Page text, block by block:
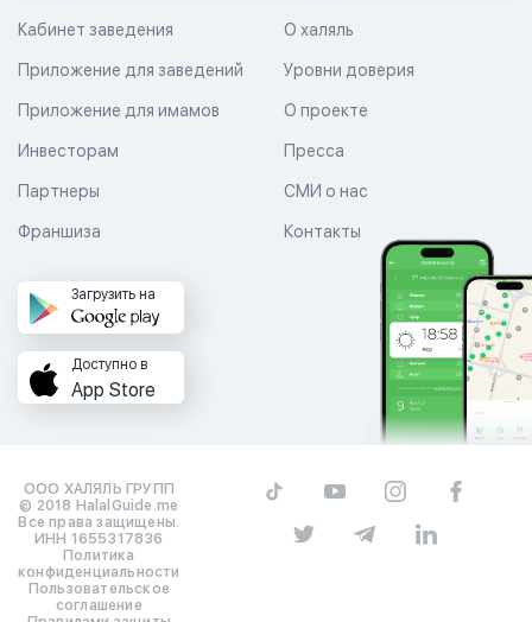
О халяль
Уровни доверия
Кабинет заведения
Приложение для заведений
Приложение для имамов О проекте
Пресса
СМИ о нас
Контакты
Инвесторам
Партнеры
Франшиза
Загрузить на
Доступно в
App Store
ООО ХАЛЯЛЬ ГРУПП
© 2018 HalalGuide.me
Все права защищены.
ИНН 1655317836
Политика
конфиденциальности
Пользовательское
соглашение